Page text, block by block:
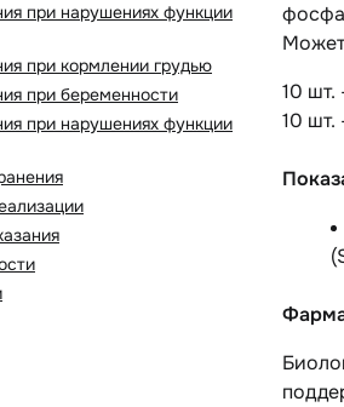
при нарушениях функции
при кормлении грудью
при беременности
при нарушениях функции
10 шт.
10 шт.
(